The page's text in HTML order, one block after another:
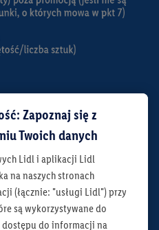
Zapoznaj się z
Twoich danych
Lidl i aplikacji Lidl
na naszych stronach
(łącznie: "usługi Lidl") przy
są wykorzystywane do
do informacji na